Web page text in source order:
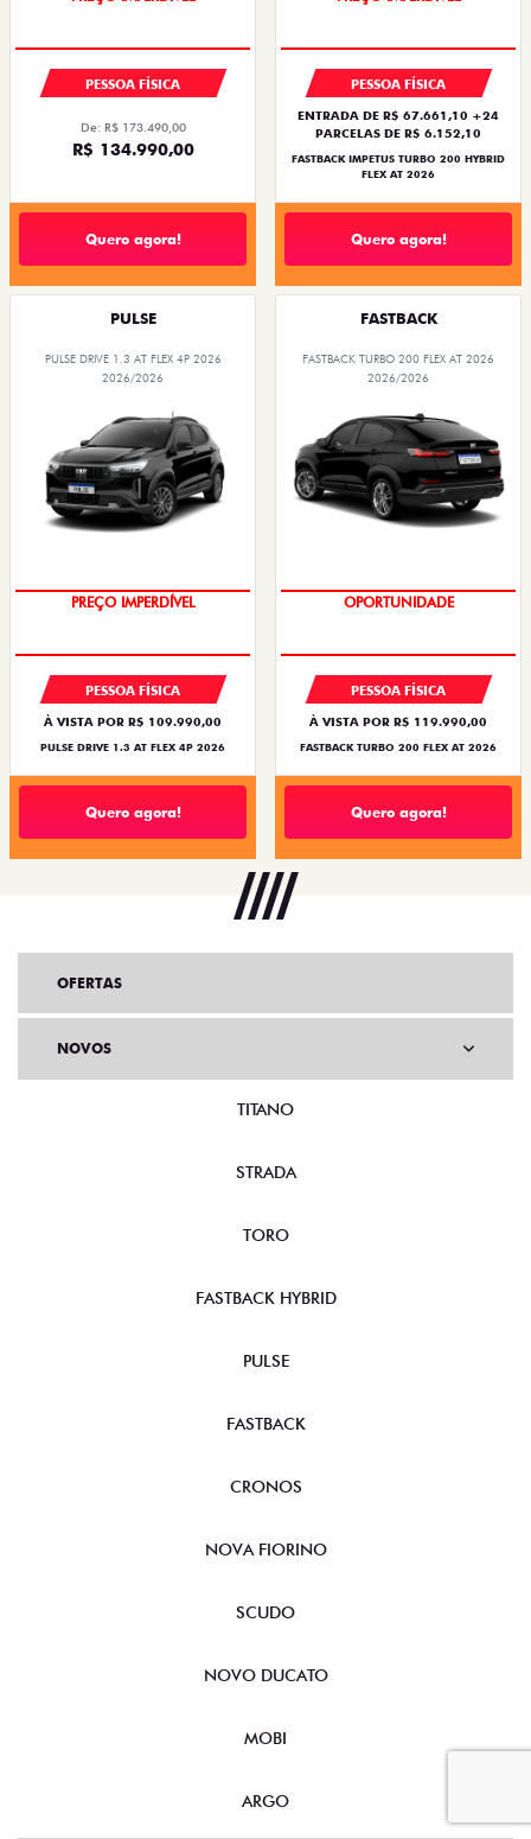
PESSOA FÍSICA
De: R$ 173.490,00
R$ 134.990,00
Quero agora!
PESSOA FÍSICA
ENTRADA DE R$ 67.661,10 +24
PARCELAS DE R$ 6.152,10
FASTBACK IMPETUS TURBO 200 HYBRID
FLEX AT 2026
Quero agora!
PULSE
PULSE DRIVE 1.3 AT FLEX 4P 2026
2026/2026
O SUV AUTOMÁTICO MAIS
PESSOA FÍSICA
À VISTA POR R$ 109.990,00
PULSE DRIVE 1.3 AT FLEX 4P 2026
Quero agora!
FASTBACK
FASTBACK TURBO 200 FLEX AT 2026
2026/2026
OPORTUNIDADE
PESSOA FÍSICA
À VISTA POR R$ 119.990,00
FASTBACK TURBO 200 FLEX AT 2026
Quero agora!
OFERTAS
NOVOS
TITANO
STRADA
TORO
FASTBACK HYBRID
PULSE
FASTBACK
CRONOS
NOVA FIORINO
SCUDO
NOVO DUCATO
MOBI
ARGO